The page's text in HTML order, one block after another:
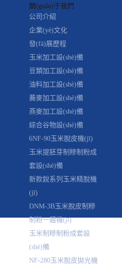
關(guān)于我們
公司介紹
企業(yè)文化
發(fā)展歷程
玉米加工設(shè)備
豆類加工設(shè)備
油料加工設(shè)備
蕎麥加工設(shè)備
燕麥加工設(shè)備
綜合谷物設(shè)備
6NF-90玉米脫皮機(jī)
玉米提胚芽制糝制粉成
套設(shè)備
新款銳系列玉米精脫機
(jī)
DNM-3B玉米脫皮制糝
制粉一體機(jī)
玉米制糝制粉成套設
(shè)備
NF-280玉米脫皮拋光機